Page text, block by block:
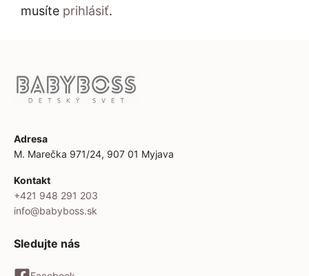
musíte prihlásiť.
Adresa
M. Marečka 971/24, 907 01 Myjava
Kontakt
+421 948 291 203
info@babyboss.sk
Sledujte nás